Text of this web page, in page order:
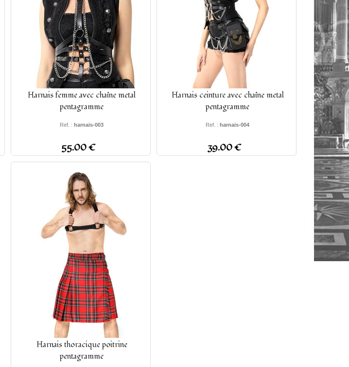
Harnais femme avec chaîne metal
pentagramme
Ref. : harnais-003
55.00 €
Harnais ceinture avec chaîne metal
pentagramme
Ref. : harnais-004
39.00 €
Harnais thoracique poitrine
pentagramme